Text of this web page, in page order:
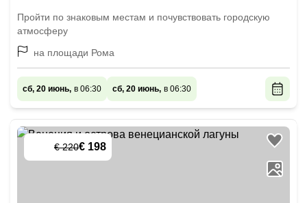
Пройти по знаковым местам и почувствовать городскую
атмосферу
на площади Рома
сб, 20 июнь, в 06:30 сб, 20 июнь, в 06:30
€ 220€ 198